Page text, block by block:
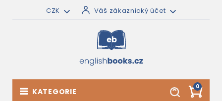
CZK Váš zákaznický účet
0
KATEGORIE